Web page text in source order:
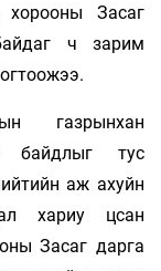
хорооны Засаг
ч зарим
газрынхан
байдлыг тус
аж ахуйн
хариу цсан
Засаг дарга